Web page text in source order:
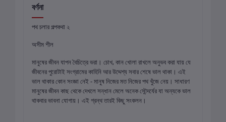
বর্ণনা
পথ চলার গল্পকথা ২
অসীম শীল
মানুষের জীবন যাপন বৈচিত্রে ভরা। চোখ, কান খোলা রাখলে অনুভব করা যায় যে
জীবনের পুরোটাই সংগ্রামের কাহিনি আর উদ্দেশ্য সবার শেষে ভাল থাকা। এই
ভাল থাকার কোন সংজ্ঞা নেই - মানুষ নিজের মত নিজের পথ খুঁজে নেয়। সাধারণ
মানুষের জীবন কাছ থেকে দেখলে সন্ধান মেলে অনেক সৌন্দর্যের যা অন্যকে ভাল
থাকবার ভাবনা যোগায়। এই গ্রন্থ তারই কিছু সংকলন।